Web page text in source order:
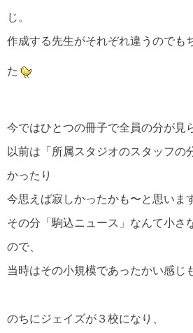
じ。
作成する先生がそれぞれ違うのでも
た
今ではひとつの冊子で全員の分が見
以前は「所属スタジオのスタッフの
かったり
今思えば寂しかったかも〜と思いま
その分「駒込ニュース」なんて小さ
ので、
当時はその小規模であったかい感じ
のちにジェイズが３校になり、